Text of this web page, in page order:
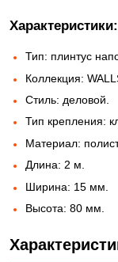
Характеристики:
Тип: плинтус
Коллекция:
Стиль: деловой.
Тип крепления:
Материал:
Длина: 2 м.
Ширина: 15 мм.
Высота: 80 мм.